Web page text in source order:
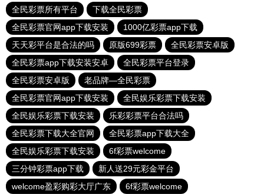
全民彩票所有平台
下载全民彩票
全民彩票官网app下载安装
1000亿彩票app下载
天天彩平台是合法的吗
原版699彩票
全民彩票安卓版
全民彩票app下载安装安卓
全民彩票平台登录
全民彩票安卓版
老品牌—全民彩票
全民彩票官网app下载安装
全民娱乐彩票下载安装
全民娱乐彩票下载安装
乐彩彩票平台合法吗
全民彩票下载大全官网
全民彩票app下载大全
全民娱乐彩票下载安装
6f彩票welcome
三分钟彩票app下载
新人送29元彩金平台
welcome盈彩购彩大厅广东
6f彩票welcome